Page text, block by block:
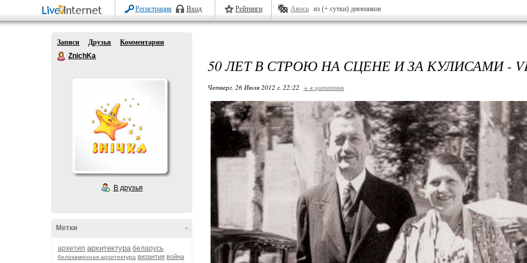
Регистрация Вход Рейтинги Авось из (+ сутки) дневников
Записи Друзья
Комментарии
ZnichKa
В друзья
-
Метки
архетип архитектура беларусь
белокаменная архитектура византия война
50 ЛЕТ В СТРОЮ НА СЦЕНЕ И ЗА КУЛИСАМИ -
Четверг, 26 Июля 2012 г. 22:22 + в цитатник